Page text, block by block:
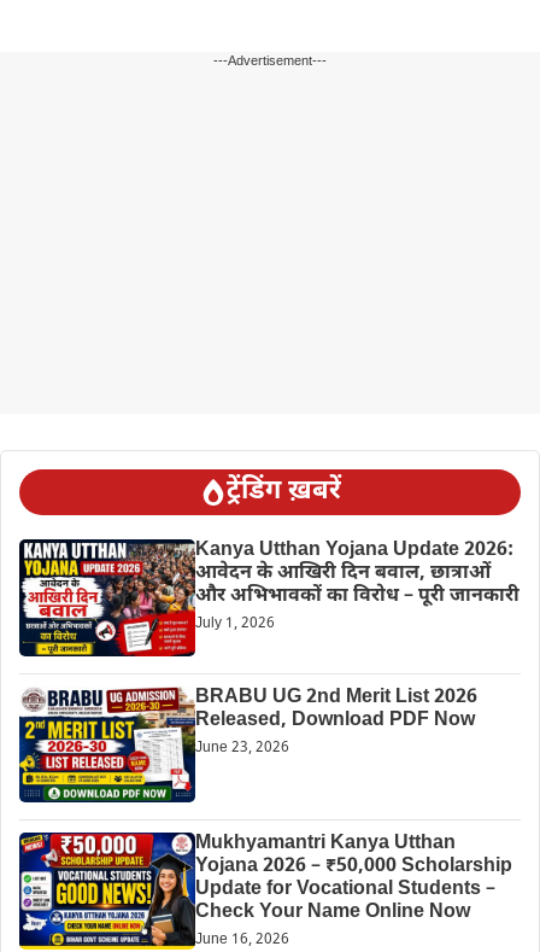
---Advertisement---
ट्रेंडिंग ख़बरें
Kanya Utthan Yojana Update 2026:
आवेदन के आखिरी दिन बवाल, छात्राओं
और अभिभावकों का विरोध – पूरी जानकारी
July 1, 2026
BRABU UG 2nd Merit List 2026
Released, Download PDF Now
June 23, 2026
Mukhyamantri Kanya Utthan
Yojana 2026 – ₹50,000 Scholarship
Update for Vocational Students –
Check Your Name Online Now
June 16, 2026